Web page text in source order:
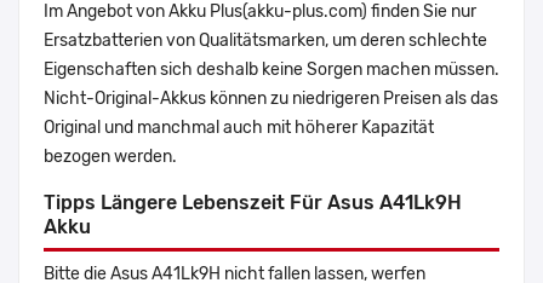
Im Angebot von Akku Plus(akku-plus.com) finden Sie nur
Ersatzbatterien von Qualitätsmarken, um deren schlechte
Eigenschaften sich deshalb keine Sorgen machen müssen.
Nicht-Original-Akkus können zu niedrigeren Preisen als das
Original und manchmal auch mit höherer Kapazität
bezogen werden.
Tipps Längere Lebenszeit Für Asus A41Lk9H
Akku
Bitte die Asus A41Lk9H nicht fallen lassen, werfen